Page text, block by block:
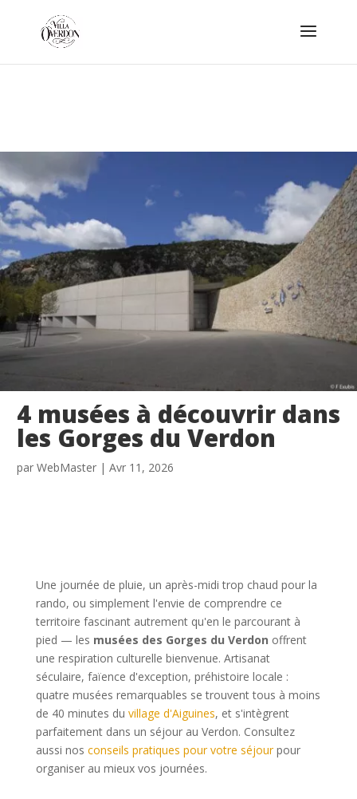
4 musées à découvrir dans
les Gorges du Verdon
par WebMaster | Avr 11, 2026
Une journée de pluie, un après-midi trop chaud pour la
rando, ou simplement l'envie de comprendre ce
territoire fascinant autrement qu'en le parcourant à
pied — les musées des Gorges du Verdon offrent
une respiration culturelle bienvenue. Artisanat
séculaire, faïence d'exception, préhistoire locale :
quatre musées remarquables se trouvent tous à moins
de 40 minutes du village d'Aiguines, et s'intègrent
parfaitement dans un séjour au Verdon. Consultez
aussi nos conseils pratiques pour votre séjourpour
organiser au mieux vos journées.